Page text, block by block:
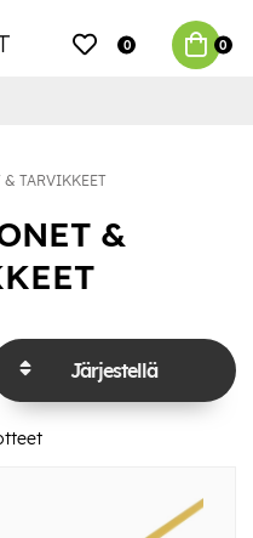
0 0
& TARVIKKEET
&
Järjestellä